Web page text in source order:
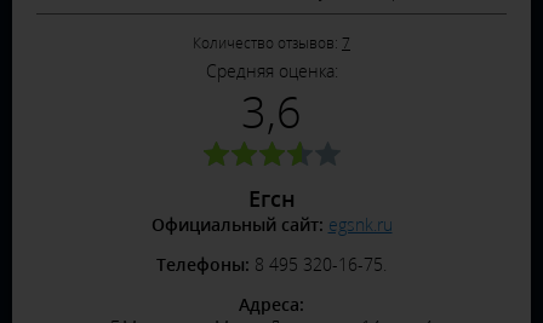
Количество отзывов: 7
Средняя оценка:
3,6
Егсн
Официальный сайт: egsnk.ru
Телефоны: 8 495 320-16-75.
Адреса: